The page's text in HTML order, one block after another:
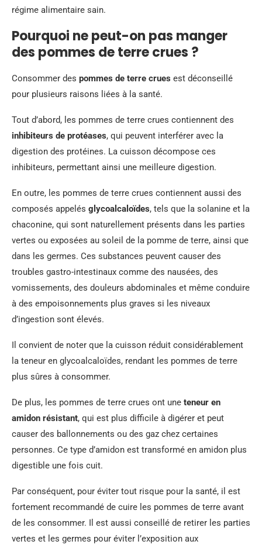
régime alimentaire sain.
Pourquoi ne peut-on pas manger
des pommes de terre crues ?
Consommer des pommes de terre crues est déconseillé
pour plusieurs raisons liées à la santé.
Tout d’abord, les pommes de terre crues contiennent des
inhibiteurs de protéases, qui peuvent interférer avec la
digestion des protéines. La cuisson décompose ces
inhibiteurs, permettant ainsi une meilleure digestion.
En outre, les pommes de terre crues contiennent aussi des
composés appelés glycoalcaloïdes, tels que la solanine et la
chaconine, qui sont naturellement présents dans les parties
vertes ou exposées au soleil de la pomme de terre, ainsi que
dans les germes. Ces substances peuvent causer des
troubles gastro-intestinaux comme des nausées, des
vomissements, des douleurs abdominales et même conduire
à des empoisonnements plus graves si les niveaux
d’ingestion sont élevés.
Il convient de noter que la cuisson réduit considérablement
la teneur en glycoalcaloïdes, rendant les pommes de terre
plus sûres à consommer.
De plus, les pommes de terre crues ont une teneur en
amidon résistant, qui est plus difficile à digérer et peut
causer des ballonnements ou des gaz chez certaines
personnes. Ce type d’amidon est transformé en amidon plus
digestible une fois cuit.
Par conséquent, pour éviter tout risque pour la santé, il est
fortement recommandé de cuire les pommes de terre avant
de les consommer. Il est aussi conseillé de retirer les parties
vertes et les germes pour éviter l’exposition aux